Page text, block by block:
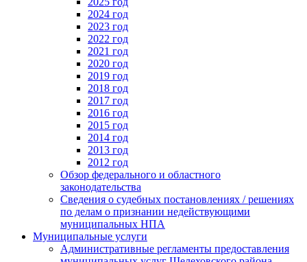
2024 год
2023 год
2022 год
2021 год
2020 год
2019 год
2018 год
2017 год
2016 год
2015 год
2014 год
2013 год
2012 год
Обзор федерального и областного
законодательства
Сведения о судебных постановлениях / решениях
по делам о признании недействующими
муниципальных НПА
Муниципальные услуги
Административные регламенты предоставления